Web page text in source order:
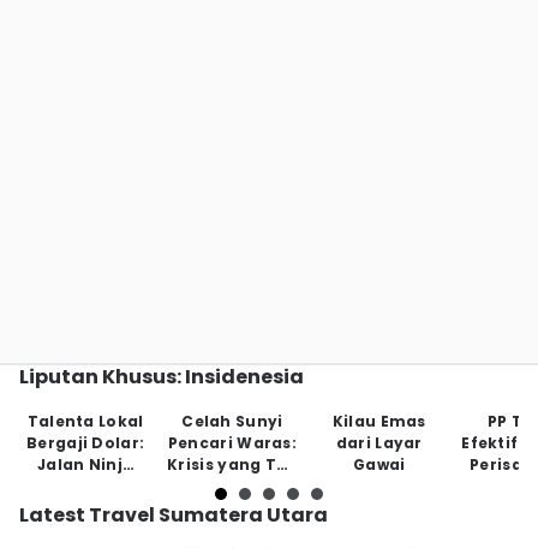
Liputan Khusus: Insidenesia
Talenta Lokal
Bergaji Dolar:
Jalan Ninja
Pengaman
Celah Sunyi
Pencari Waras:
Krisis yang Tak
Tampak
Kilau Emas
dari Layar
Gawai
PP
Perisai
Latest Travel Sumatera Utara